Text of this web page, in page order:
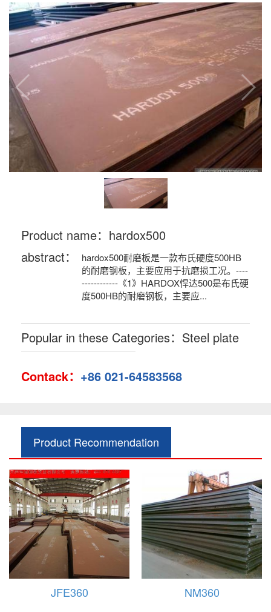
Product name：hardox500
abstract：
hardox500耐磨板是一款布氏硬度500HB
的耐磨钢板，主要应用于抗磨损工况。----
------------《1》HARDOX悍达500是布氏硬
度500HB的耐磨钢板，主要应...
Popular in these Categories：Steel plate
Contack： +86 021-64583568
Product Recommendation
NM360 HARDOX450